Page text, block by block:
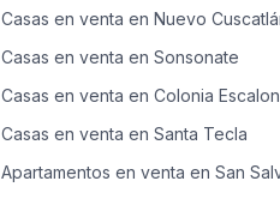
Casas en venta en Nuevo
Casas en venta en Sonsonate
Casas en venta en Colonia Escalon
Casas en venta en Santa Tecla
Apartamentos en venta en San